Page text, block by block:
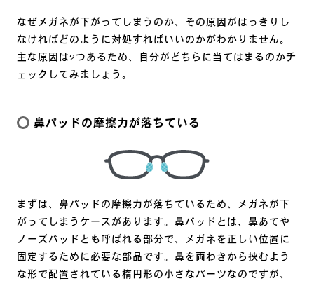
なぜメガネが下がってしまうのか、その原因がはっきりし
なければどのように対処すればいいのかがわかりません。
主な原因は2つあるため、自分がどちらに当てはまるのかチ
ェックしてみましょう。
鼻パッドの摩擦力が落ちている
まずは、鼻パッドの摩擦力が落ちているため、メガネが下
がってしまうケースがあります。鼻パッドとは、鼻あてや
ノーズパッドとも呼ばれる部分で、メガネを正しい位置に
固定するために必要な部品です。鼻を両わきから挟むよう
な形で配置されている楕円形の小さなパーツなのですが、